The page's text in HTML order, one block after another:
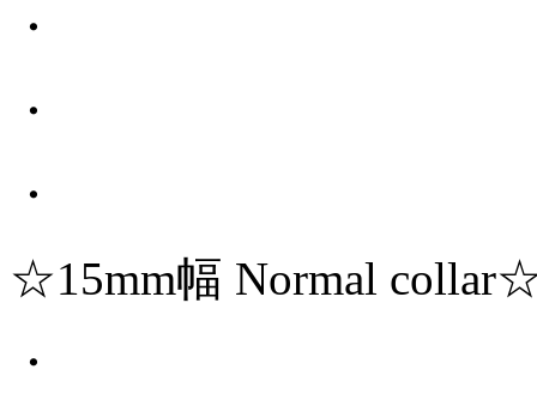
・
・
・
☆15mm幅 Normal
・